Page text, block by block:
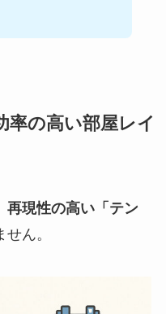
率の高い部屋レイ
再現性の高い「テン
ん。